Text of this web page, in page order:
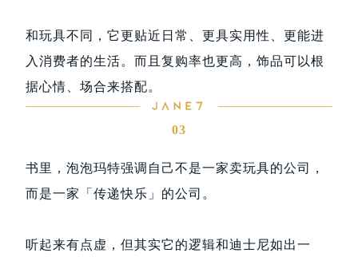
和玩具不同，它更贴近日常、更具实用性、更能进
入消费者的生活。而且复购率也更高，饰品可以根
据心情、场合来搭配。
03
书里，泡泡玛特强调自己不是一家卖玩具的公司，
而是一家「传递快乐」的公司。
听起来有点虚，但其实它的逻辑和迪士尼如出一